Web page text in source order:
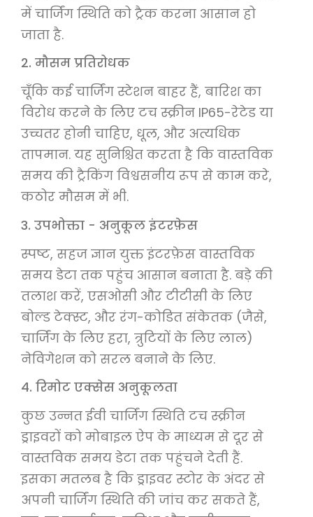
में चार्जिंग स्थिति को ट्रैक करना आसान हो
जाता है.
2. मौसम प्रतिरोधक
चूँकि कई चार्जिंग स्टेशन बाहर हैं, बारिश का
विरोध करने के लिए टच स्क्रीन IP65-रेटेड या
उच्चतर होनी चाहिए, धूल, और अत्यधिक
तापमान. यह सुनिश्चित करता है कि वास्तविक
समय की ट्रैकिंग विश्वसनीय रूप से काम करे,
कठोर मौसम में भी.
3. उपभोक्ता - अनुकूल इंटरफ़ेस
स्पष्ट, सहज ज्ञान युक्त इंटरफ़ेस वास्तविक
समय डेटा तक पहुंच आसान बनाता है. बड़े की
तलाश करें, एसओसी और टीटीसी के लिए
बोल्ड टेक्स्ट, और रंग-कोडित संकेतक (जैसे,
चार्जिंग के लिए हरा, त्रुटियों के लिए लाल)
नेविगेशन को सरल बनाने के लिए.
4. रिमोट एक्सेस अनुकूलता
कुछ उन्नत ईवी चार्जिंग स्थिति टच स्क्रीन
ड्राइवरों को मोबाइल ऐप के माध्यम से दूर से
वास्तविक समय डेटा तक पहुंचने देती हैं.
इसका मतलब है कि ड्राइवर स्टोर के अंदर से
अपनी चार्जिंग स्थिति की जांच कर सकते हैं,